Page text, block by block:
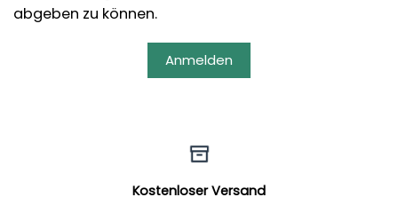
abgeben zu können.
Anmelden
Kostenloser Versand